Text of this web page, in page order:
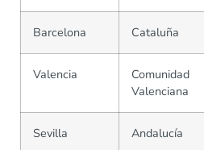
Barcelona Cataluña
Valencia
Comunidad
Valenciana
Sevilla Andalucía